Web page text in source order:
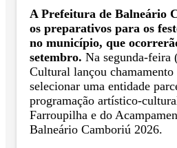
A Prefeitura de Balneário
os preparativos para os
no município, que
setembro. Na segunda-feira
Cultural lançou
selecionar uma entidade
programação artístico-
Farroupilha e do
Balneário Camboriú 2026.